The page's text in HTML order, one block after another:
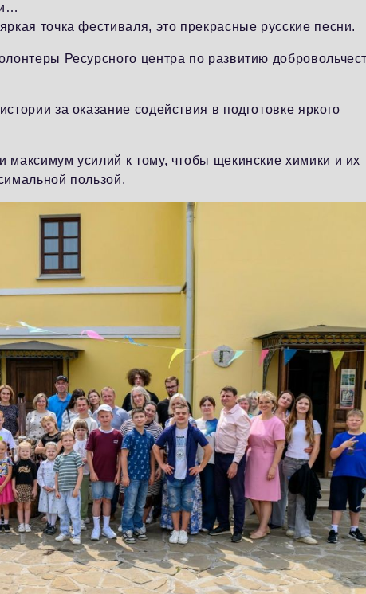
точка фестиваля, это прекрасные русские песни.
Ресурсного центра по развитию
за оказание содействия в подготовке яркого
усилий к тому, чтобы щекинские химики и их
пользой.